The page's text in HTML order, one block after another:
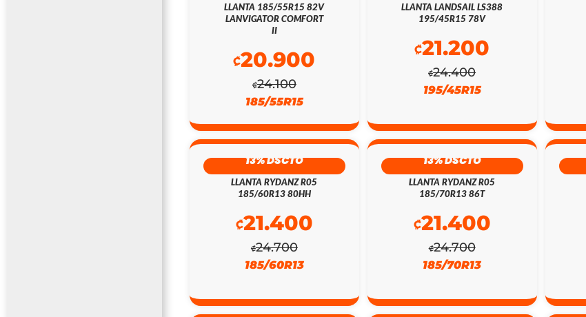
LLANTA 185/55R15 82V
LANVIGATOR COMFORT
II
₡24.100
₡20.900
185/55R15
LLANTA LANDSAIL LS388
195/45R15 78V
₡24.400
₡21.200
195/45R15
13% DSCTO
LLANTA RYDANZ R05
185/60R13 80HH
₡24.700
₡21.400
185/60R13
13% DSCTO
LLANTA RYDANZ R05
185/70R13 86T
₡24.700
₡21.400
185/70R13